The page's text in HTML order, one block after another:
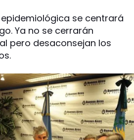
se centrará
Ya no se cerrarán
pero desaconsejan los